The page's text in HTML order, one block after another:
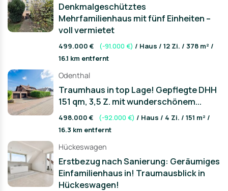
Denkmalgeschütztes
Mehrfamilienhaus mit fünf Einheiten –
voll vermietet
499.000 € (-91.000 €) / Haus / 12 Zi. / 378 m² /
16.1 km entfernt
Odenthal
Traumhaus in top Lage! Gepflegte DHH
151 qm, 3,5 Z. mit wunderschönem...
498.000 € (-92.000 €) / Haus / 4 Zi. / 151 m² /
16.3 km entfernt
Hückeswagen
Erstbezug nach Sanierung: Geräumiges
Einfamilienhaus in! Traumausblick in
Hückeswagen!